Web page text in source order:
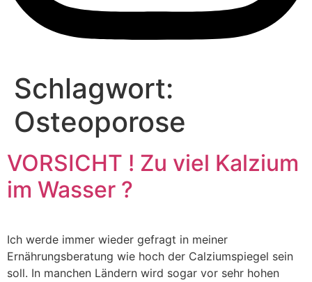
Schlagwort:
Osteoporose
VORSICHT ! Zu viel Kalzium
im Wasser ?
Ich werde immer wieder gefragt in meiner
Ernährungsberatung wie hoch der Calziumspiegel sein
soll. In manchen Ländern wird sogar vor sehr hohen